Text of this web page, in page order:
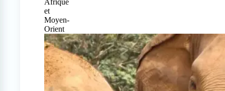
Afrique
et
Moyen-
Orient